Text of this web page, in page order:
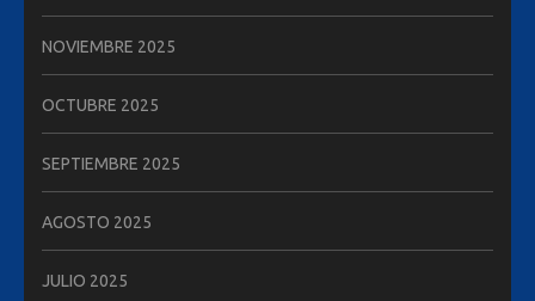
NOVIEMBRE 2025
OCTUBRE 2025
SEPTIEMBRE 2025
AGOSTO 2025
JULIO 2025